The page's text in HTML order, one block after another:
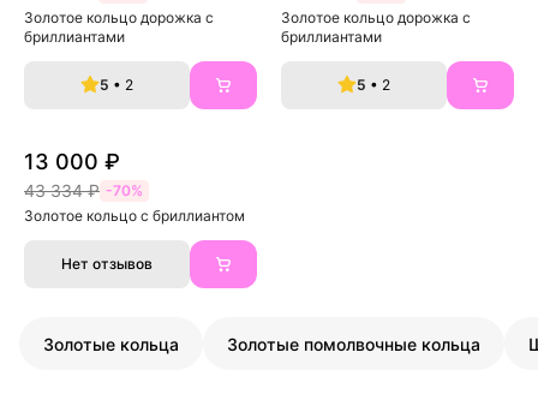
Золотое кольцо дорожка с
бриллиантами
5 • 2
Золотое кольцо дорожка с
бриллиантами
5 • 2
13 000 ₽
43 334 ₽ -70%
Золотое кольцо с бриллиантом
Нет отзывов
Золотые кольца Золотые помолвочные кольца